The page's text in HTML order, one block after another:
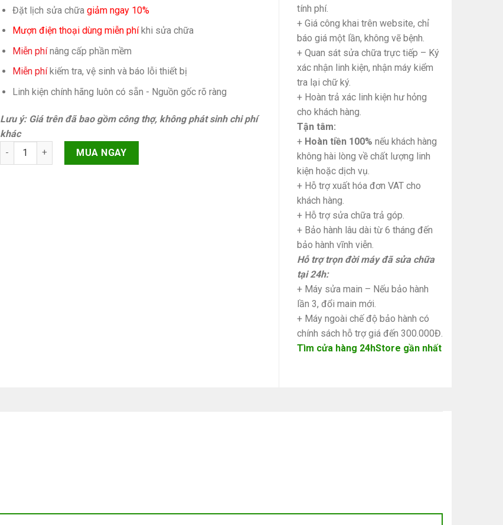
Đặt lịch sửa chữa giảm ngay 10%
Mượn điện thoại dùng miễn phíkhi sửa chữa
Miễn phínâng cấp phần mềm
Miễn phíkiếm tra, vệ sinh và báo lỗi thiết bị
Linh kiện chính hãng luôn có sẵn - Nguồn gốc rõ ràng
Lưu ý: Giá trên đã bao gồm công thợ, không phát sinh chi phí
khác
Lỗi không xoay iPhone 7 Chính hãng quantity
MUA NGAY
tính phí.
+ Giá công khai trên website, chỉ
báo giá một lần, không vẽ bệnh.
+ Quan sát sửa chữa trực tiếp – Ký
xác nhận linh kiện, nhận máy kiểm
tra lại chữ ký.
+ Hoàn trả xác linh kiện hư hỏng
cho khách hàng.
Tận tâm:
+ Hoàn tiền 100% nếu khách hàng
không hài lòng về chất lượng linh
kiện hoặc dịch vụ.
+ Hỗ trợ xuất hóa đơn VAT cho
khách hàng.
+ Hỗ trợ sửa chữa trả góp.
+ Bảo hành lâu dài từ 6 tháng đến
bảo hành vĩnh viễn.
Hỗ trợ trọn đời máy đã sửa chữa
tại 24h:
+ Máy sửa main – Nếu bảo hành
lần 3, đổi main mới.
+ Máy ngoài chế độ bảo hành có
chính sách hỗ trợ giá đến 300.000Đ.
Tìm cửa hàng 24hStore gần nhất